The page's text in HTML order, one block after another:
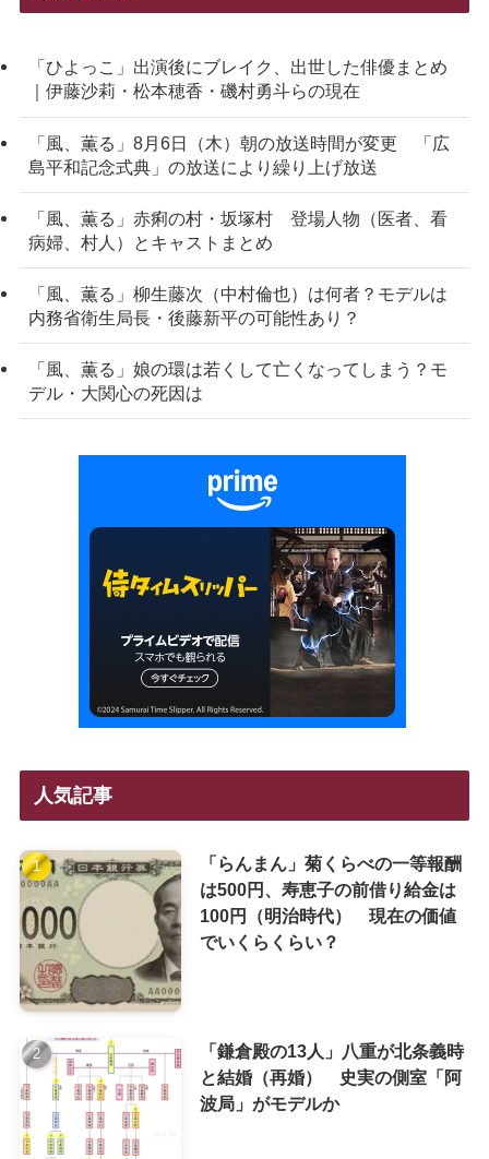
「ひよっこ」出演後にブレイク、出世した俳優まとめ
｜伊藤沙莉・松本穂香・磯村勇斗らの現在
「風、薫る」8月6日（木）朝の放送時間が変更 「広
島平和記念式典」の放送により繰り上げ放送
「風、薫る」赤痢の村・坂塚村 登場人物（医者、看
病婦、村人）とキャストまとめ
「風、薫る」柳生藤次（中村倫也）は何者？モデルは
内務省衛生局長・後藤新平の可能性あり？
「風、薫る」娘の環は若くして亡くなってしまう？モ
デル・大関心の死因は
人気記事
「らんまん」菊くらべの一等報酬
は500円、寿恵子の前借り給金は
100円（明治時代） 現在の価値
でいくらくらい？
「鎌倉殿の13人」八重が北条義時
と結婚（再婚） 史実の側室「阿
波局」がモデルか